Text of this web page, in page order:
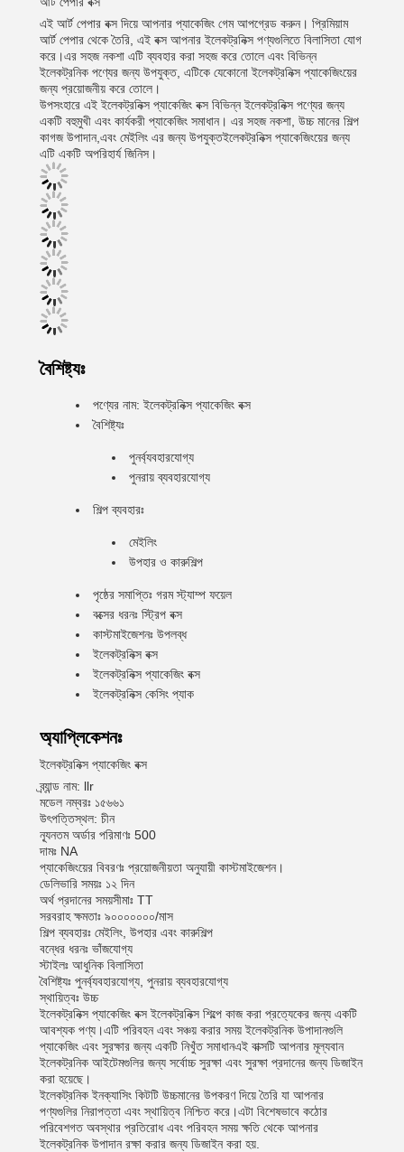
এই আর্ট পেপার বক্স দিয়ে আপনার প্যাকেজিং গেম আপগ্রেড করুন। প্রিমিয়াম
আর্ট পেপার থেকে তৈরি, এই বক্স আপনার ইলেকট্রনিক্স পণ্যগুলিতে বিলাসিতা যোগ
করে।এর সহজ নকশা এটি ব্যবহার করা সহজ করে তোলে এবং বিভিন্ন
ইলেকট্রনিক পণ্যের জন্য উপযুক্ত, এটিকে যেকোনো ইলেকট্রনিক্স প্যাকেজিংয়ের
জন্য প্রয়োজনীয় করে তোলে।
উপসংহারে এই ইলেকট্রনিক্স প্যাকেজিং বক্স বিভিন্ন ইলেকট্রনিক্স পণ্যের জন্য
একটি বহুমুখী এবং কার্যকরী প্যাকেজিং সমাধান। এর সহজ নকশা, উচ্চ মানের শিল্প
কাগজ উপাদান,এবং মেইলিং এর জন্য উপযুক্তইলেকট্রনিক্স প্যাকেজিংয়ের জন্য
এটি একটি অপরিহার্য জিনিস।
বৈশিষ্ট্যঃ
পণ্যের নাম: ইলেকট্রনিক্স প্যাকেজিং বক্স
বৈশিষ্ট্যঃ
পুনর্ব্যবহারযোগ্য
পুনরায় ব্যবহারযোগ্য
শিল্প ব্যবহারঃ
মেইলিং
উপহার ও কারুশিল্প
পৃষ্ঠের সমাপ্তিঃ গরম স্ট্যাম্প ফয়েল
বক্সের ধরনঃ স্ট্রিপ বক্স
কাস্টমাইজেশনঃ উপলব্ধ
ইলেকট্রনিক্স বক্স
ইলেকট্রনিক্স প্যাকেজিং বক্স
ইলেকট্রনিক্স কেসিং প্যাক
অ্যাপ্লিকেশনঃ
ইলেকট্রনিক্স প্যাকেজিং বক্স
ব্র্যান্ড নাম: llr
মডেল নম্বরঃ ১৫৬৬১
উৎপত্তিস্থল: চীন
ন্যূনতম অর্ডার পরিমাণঃ 500
দামঃ NA
প্যাকেজিংয়ের বিবরণঃ প্রয়োজনীয়তা অনুযায়ী কাস্টমাইজেশন।
ডেলিভারি সময়ঃ ১২ দিন
অর্থ প্রদানের সময়সীমাঃ TT
সরবরাহ ক্ষমতাঃ ৯০০০০০০০/মাস
শিল্প ব্যবহারঃ মেইলিং, উপহার এবং কারুশিল্প
বন্ধের ধরনঃ ভাঁজযোগ্য
স্টাইলঃ আধুনিক বিলাসিতা
বৈশিষ্ট্যঃ পুনর্ব্যবহারযোগ্য, পুনরায় ব্যবহারযোগ্য
স্থায়িত্বঃ উচ্চ
ইলেকট্রনিক্স প্যাকেজিং বক্স ইলেকট্রনিক্স শিল্পে কাজ করা প্রত্যেকের জন্য একটি
আবশ্যক পণ্য।এটি পরিবহন এবং সঞ্চয় করার সময় ইলেকট্রনিক উপাদানগুলি
প্যাকেজিং এবং সুরক্ষার জন্য একটি নিখুঁত সমাধানএই বাক্সটি আপনার মূল্যবান
ইলেকট্রনিক আইটেমগুলির জন্য সর্বোচ্চ সুরক্ষা এবং সুরক্ষা প্রদানের জন্য ডিজাইন
করা হয়েছে।
ইলেকট্রনিক ইনক্যাসিং কিটটি উচ্চমানের উপকরণ দিয়ে তৈরি যা আপনার
পণ্যগুলির নিরাপত্তা এবং স্থায়িত্ব নিশ্চিত করে।এটা বিশেষভাবে কঠোর
পরিবেশগত অবস্থার প্রতিরোধ এবং পরিবহন সময় ক্ষতি থেকে আপনার
ইলেকট্রনিক উপাদান রক্ষা করার জন্য ডিজাইন করা হয়.